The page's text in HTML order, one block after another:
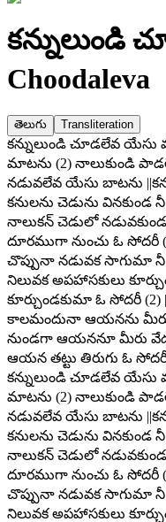
కన్నులుండి
Choodaleva
తెలుగు Transliteration
కన్నులుండి చూడలేవ
మాటను (2) నాలుకుండి
నడువలేవ యేసు బాటను
కనులను చెడును వినకుండ
నాలుకన్ చెడులో
దూరముగా నుంచు ఓ సోదరీ
చొప్పునా నడువక సాగుమా
నిలువక అపహాసకులు
కూర్చుండకుమా ఓ సోదరీ
కాలమందునా ఆయనను
నుండగా ఆయననూ మీరు
ఆయన తట్టు తిరుగు ఓ సోదరీ
కన్నులుండి చూడలేవ
మాటను (2) నాలుకుండి
నడువలేవ యేసు బాటను
కనులను చెడును వినకుండ
నాలుకన్ చెడులో
దూరముగా నుంచు ఓ సోదరీ
చొప్పునా నడువక సాగుమా
నిలువక అపహాసకులు